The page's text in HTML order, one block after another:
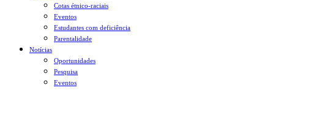
Cotas étnico-raciais
Eventos
Estudantes com deficiência
Parentalidade
Notícias
Oportunidades
Pesquisa
Eventos